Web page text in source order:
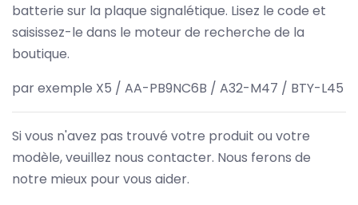
batterie sur la plaque signalétique. Lisez le code et
saisissez-le dans le moteur de recherche de la
boutique.
par exemple X5 / AA-PB9NC6B / A32-M47 / BTY-L45
Si vous n'avez pas trouvé votre produit ou votre
modèle, veuillez nous contacter. Nous ferons de
notre mieux pour vous aider.